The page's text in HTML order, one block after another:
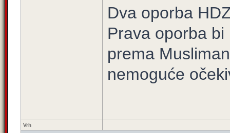
Dva oporba
Prava oporba
prema
nemoguće
Vrh